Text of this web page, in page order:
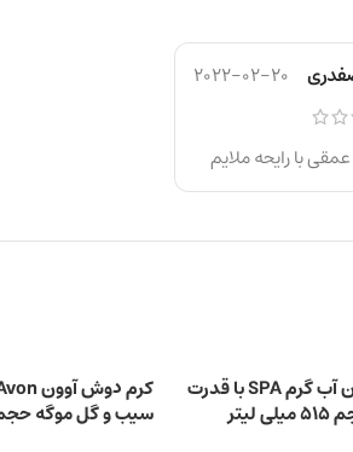
2022-02-20
با رایحه ملایم
شامپو بدن آب گرم SPA با قدرت